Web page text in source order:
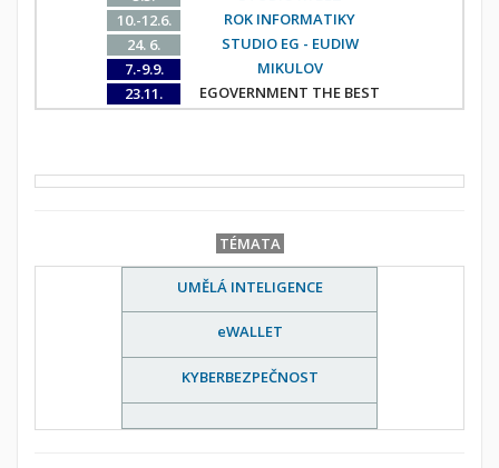
10.-12.6.
ROK INFORMATIKY
24. 6.
STUDIO EG - EUDIW
7.-9.9.
MIKULOV
23.11.
EGOVERNMENT THE BEST
TÉMATA
UMĚLÁ INTELIGENCE
eWALLET
KYBERBEZPEČNOST